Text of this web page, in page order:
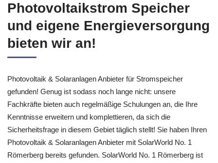
Photovoltaikstrom Speicher
und eigene Energieversorgung
bieten wir an!
Photovoltaik & Solaranlagen Anbieter für Stromspeicher
gefunden! Genug ist sodass noch lange nicht: unsere
Fachkräfte bieten auch regelmäßige Schulungen an, die Ihre
Kenntnisse erweitern und komplettieren, da sich die
Sicherheitsfrage in diesem Gebiet täglich stellt! Sie haben Ihren
Photovoltaik & Solaranlagen Anbieter mit SolarWorld No. 1
Römerberg bereits gefunden. SolarWorld No. 1 Römerberg ist